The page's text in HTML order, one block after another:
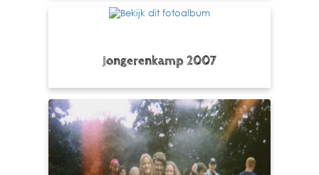
Jongerenkamp 2007